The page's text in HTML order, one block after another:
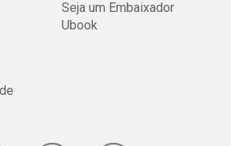
Seja um Embaixador
Ubook